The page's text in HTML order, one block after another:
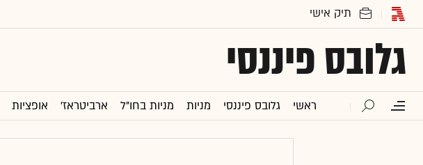
גלובס פיננסי
ראשי גלובס פיננסי מניות מניות בחו"ל ארביטראז' אופציות